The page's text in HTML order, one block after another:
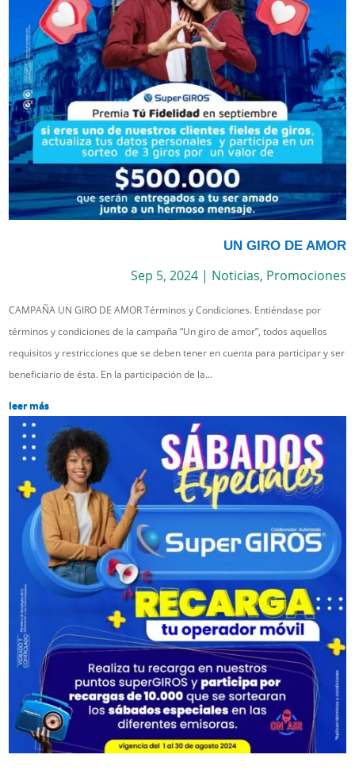
UN GIRO DE AMOR
Sep 5, 2024| Noticias, Promociones
CAMPAÑA UN GIRO DE AMOR Términos y Condiciones. Entiéndase por
términos y condiciones de la campaña “Un giro de amor”, todos aquellos
requisitos y restricciones que se deben tener en cuenta para participar y ser
beneficiario de ésta. En la participación de la...
leer más